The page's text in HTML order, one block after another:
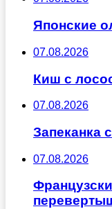
Японские
07.08.2026
Киш с
07.08.2026
Запеканка
07.08.2026